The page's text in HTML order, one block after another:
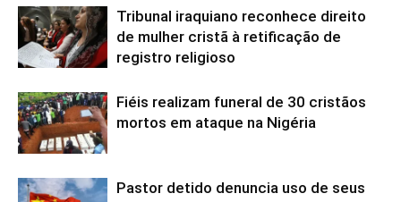
Tribunal iraquiano reconhece direito
de mulher cristã à retificação de
registro religioso
Fiéis realizam funeral de 30 cristãos
mortos em ataque na Nigéria
Pastor detido denuncia uso de seus